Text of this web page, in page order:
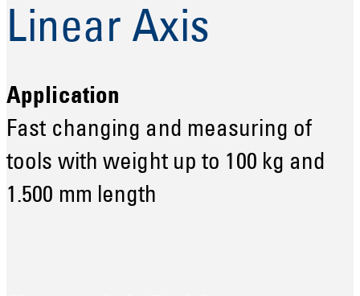
Linear Axis
Application
Fast changing and measuring of
tools with weight up to 100 kg and
1.500 mm length